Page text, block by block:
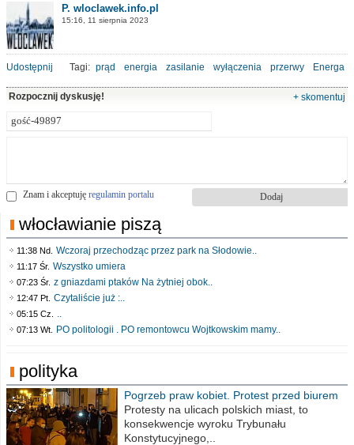
P. wloclawek.info.pl
15:16, 11 sierpnia 2023
Udostępnij Tagi: prąd energia zasilanie wyłączenia przerwy Energa
Rozpocznij dyskusję! + skomentuj
Znam i akceptuję regulamin portalu
włocławianie piszą
11:38 Nd. Wczoraj przechodząc przez park na Słodowie..
11:17 Śr. Wszystko umiera
07:23 Śr. z gniazdami ptaków Na żytniej obok..
12:47 Pt. Czytaliście już :..
05:15 Cz. ..
07:13 Wt. PO politologii . PO remontowcu Wojtkowskim mamy..
polityka
Pogrzeb praw kobiet. Protest przed biurem
poselskim PiS
Protesty na ulicach polskich miast, to
konsekwencje wyroku Trybunału
Konstytucyjnego,..